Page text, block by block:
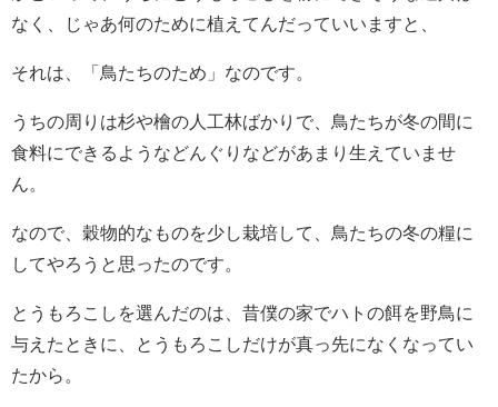
なく、じゃあ何のために植えてんだっていいますと、
それは、「鳥たちのため」なのです。
うちの周りは杉や檜の人工林ばかりで、鳥たちが冬の間に
食料にできるようなどんぐりなどがあまり生えていませ
ん。
なので、穀物的なものを少し栽培して、鳥たちの冬の糧に
してやろうと思ったのです。
とうもろこしを選んだのは、昔僕の家でハトの餌を野鳥に
与えたときに、とうもろこしだけが真っ先になくなってい
たから。